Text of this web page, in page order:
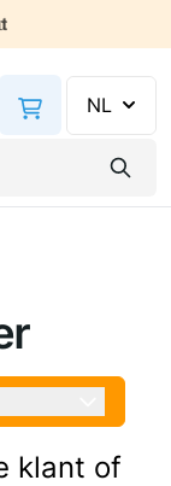
NL
klant of